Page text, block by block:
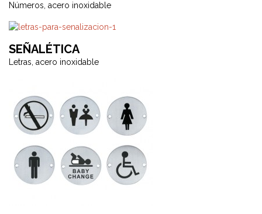
Números, acero inoxidable
SEÑALÉTICA
Letras, acero inoxidable